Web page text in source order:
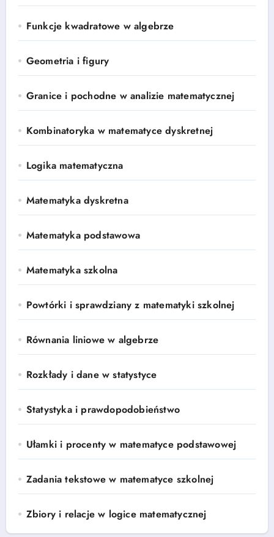
Funkcje kwadratowe w algebrze
Geometria i figury
Granice i pochodne w analizie matematycznej
Kombinatoryka w matematyce dyskretnej
Logika matematyczna
Matematyka dyskretna
Matematyka podstawowa
Matematyka szkolna
Powtórki i sprawdziany z matematyki szkolnej
Równania liniowe w algebrze
Rozkłady i dane w statystyce
Statystyka i prawdopodobieństwo
Ułamki i procenty w matematyce podstawowej
Zadania tekstowe w matematyce szkolnej
Zbiory i relacje w logice matematycznej